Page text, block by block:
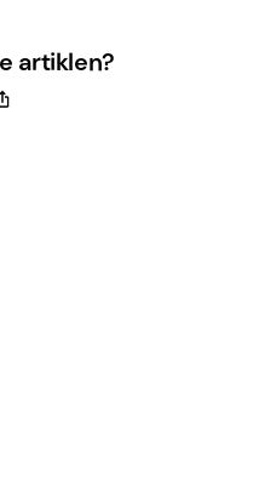
artiklen?